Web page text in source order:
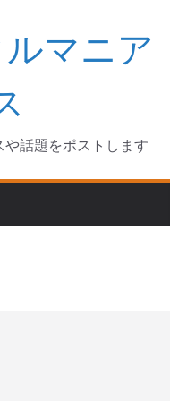
マニア
話題をポストします